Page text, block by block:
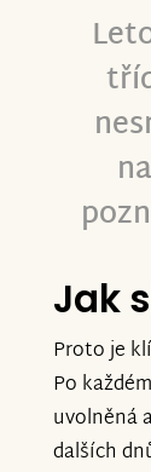
Jak
Proto je
Po
uvolněná
dalších